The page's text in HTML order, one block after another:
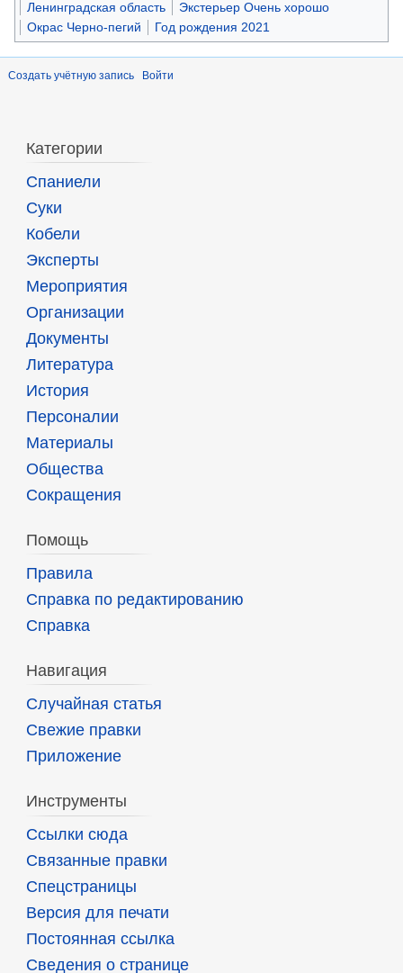
Ленинградская область
Экстерьер Очень хорошо
Окрас Черно-пегий
Год рождения 2021
Создать учётную запись Войти
Категории
Спаниели
Суки
Кобели
Эксперты
Мероприятия
Организации
Документы
Литература
История
Персоналии
Материалы
Общества
Сокращения
Помощь
Правила
Справка по редактированию
Справка
Навигация
Случайная статья
Свежие правки
Приложение
Инструменты
Ссылки сюда
Связанные правки
Спецстраницы
Версия для печати
Постоянная ссылка
Сведения о странице